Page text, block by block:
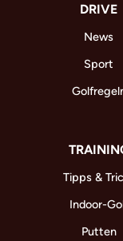
DRIVE
News
Sport
Tipps &
Indoor-
Putten